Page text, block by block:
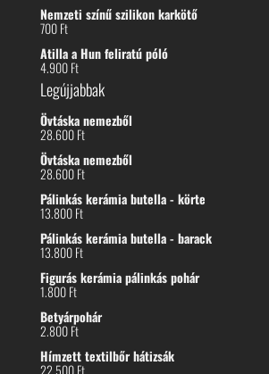
Nemzeti színű szilikon karkötő
700Ft
Atilla a Hun feliratú póló
4.900Ft
Legújjabbak
Övtáska nemezből
28.600Ft
Övtáska nemezből
28.600Ft
Pálinkás kerámia butella - körte
13.800Ft
Pálinkás kerámia butella - barack
13.800Ft
Figurás kerámia pálinkás pohár
1.800Ft
Betyárpohár
2.800Ft
Hímzett textilbőr hátizsák
22.500Ft